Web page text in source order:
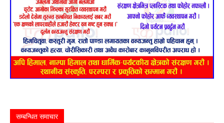
सम्बन्धित समाचार